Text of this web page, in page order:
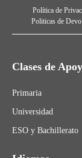
Política de
Politicas de
Clases de
Primaria
Universidad
ESO y Bachillerato